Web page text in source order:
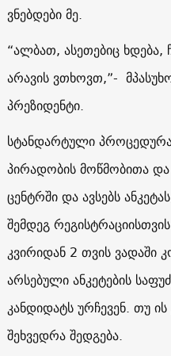
ვნებდები მე.
“ალბათ, ასეთებიც ხდება,
არავის ვთხოვთ,”-
პრეზიდენტი.
სტანდარტული
პირადობის მოწმობითა
ცენტრში და ავსებს
შემდეგ
კვირიდან 2 თვის ვადაში
არსებული ანკეტების
კანდიდატს ურჩევენ. თუ
შეხვედრა შედგება.